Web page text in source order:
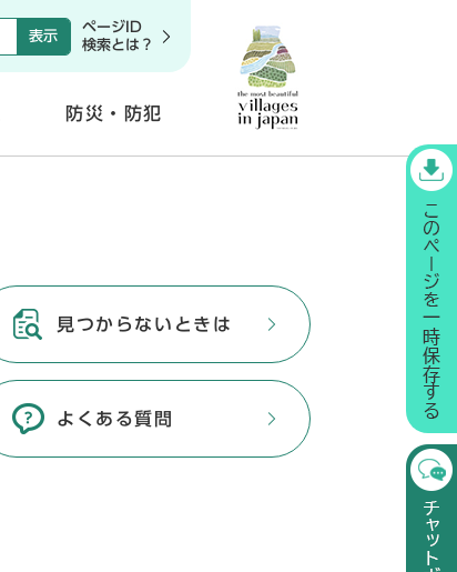
ページID
検索とは？
防災・防犯
見つからないときは
よくある質問